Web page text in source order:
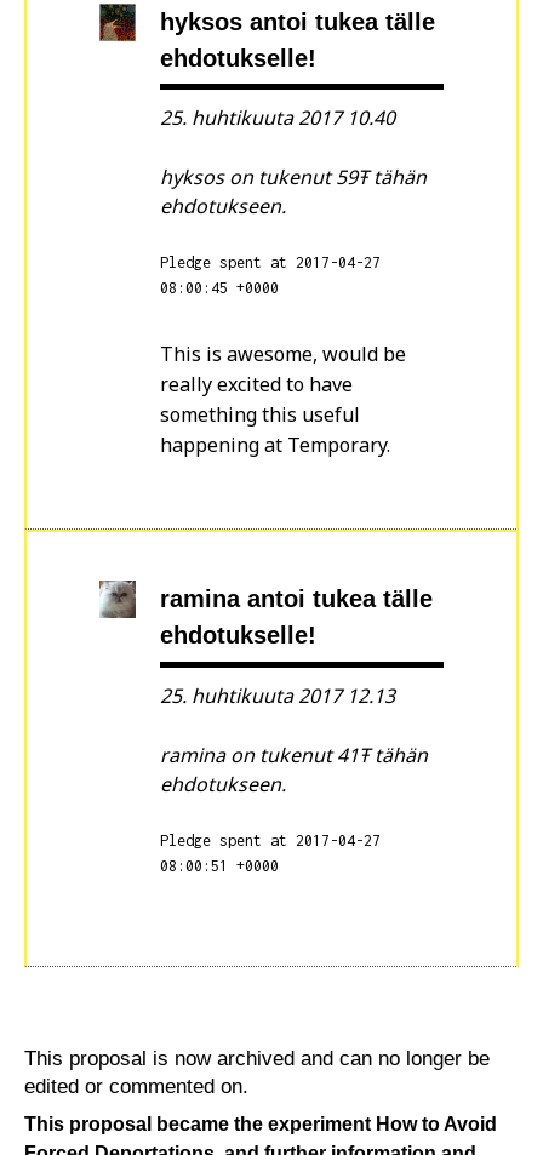
hyksos antoi tukea tälle
ehdotukselle!
25. huhtikuuta 2017 10.40
hyksos on tukenut 59Ŧ tähän
ehdotukseen.
Pledge spent at 2017-04-27
08:00:45 +0000
This is awesome, would be
really excited to have
something this useful
happening at Temporary.
raminaantoi tukea tälle
ehdotukselle!
25. huhtikuuta 2017 12.13
ramina on tukenut 41Ŧ tähän
ehdotukseen.
Pledge spent at 2017-04-27
08:00:51 +0000
This proposal is now archived and can no longer be
edited or commented on.
This proposal became the experiment How to Avoid